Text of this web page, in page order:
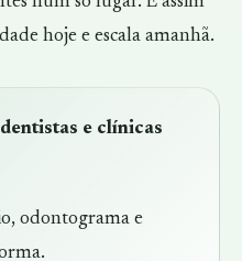
hoje e escala amanhã.
e clínicas
odontograma e